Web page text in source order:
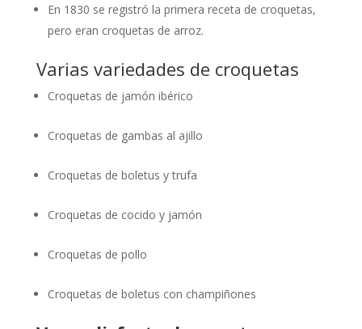
En 1830 se registró la primera receta de croquetas,
pero eran croquetas de arroz.
Varias variedades de croquetas
Croquetas de jamón ibérico
Croquetas de gambas al ajillo
Croquetas de boletus y trufa
Croquetas de cocido y jamón
Croquetas de pollo
Croquetas de boletus con champiñones